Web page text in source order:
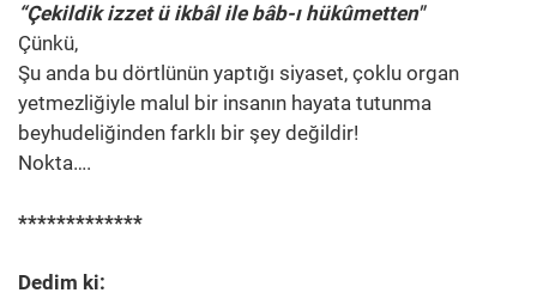
“Çekildik izzet ü ikbâl ile bâb-ı hükûmetten"
Çünkü,
Şu anda bu dörtlünün yaptığı siyaset, çoklu organ
yetmezliğiyle malul bir insanın hayata tutunma
beyhudeliğinden farklı bir şey değildir!
Nokta….
*************
Dedim ki: